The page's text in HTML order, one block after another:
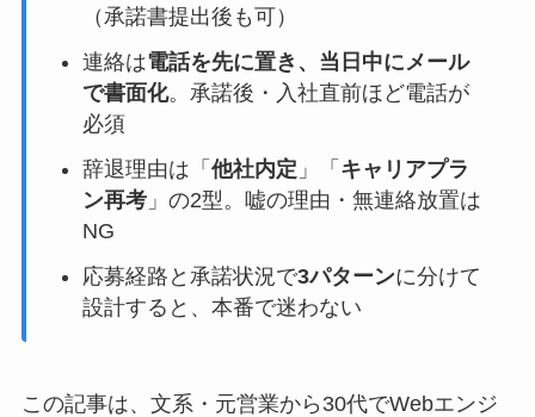
（承諾書提出後も可）
連絡は電話を先に置き、当日中にメール
で書面化。承諾後・入社直前ほど電話が
必須
辞退理由は「 他社内定 」「 キャリアプラ
ン再考」の2型。嘘の理由・無連絡放置は
NG
応募経路と承諾状況で3パターンに分けて
設計すると、本番で迷わない
この記事は、文系・元営業から30代でWebエンジ